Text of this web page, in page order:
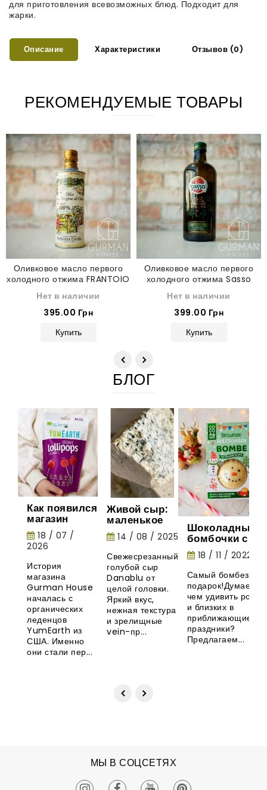
для приготовления всевозможных блюд. Подходит для
жарки.
Описание Характеристики Отзывов (0)
РЕКОМЕНДУЕМЫЕ ТОВАРЫ
Оливковое масло первого
холодного отжима FRANTOIO
Нет в наличии
395.00 Грн
Купить
Оливковое масло первого
холодного отжима Sasso
Нет в наличии
399.00 Грн
Купить
БЛОГ
Как появился
магазин
Gurman
House:
история
органических
леденцов
YumEarth
18 / 07 /
2026
История
магазина
Gurman House
началась с
органических
леденцов
YumEarth из
США. Именно
они стали пер...
Живой сыр:
маленькое
шоу природы
14 / 08 / 2025
Свежесрезанный
голубой сыр
Danablu от
целой головки.
Яркий вкус,
нежная текстура
и зрелищные
vein-пр...
Шоколадные
бомбочки с
маршмеллоу -
необычная
новинка из
18 / 11 / 2022
Самый бомбезный
подарок!Думаете,
чем удивить
и близких в
приближающиеся
праздники?
Предлагаем...
МЫ В СОЦСЕТЯХ